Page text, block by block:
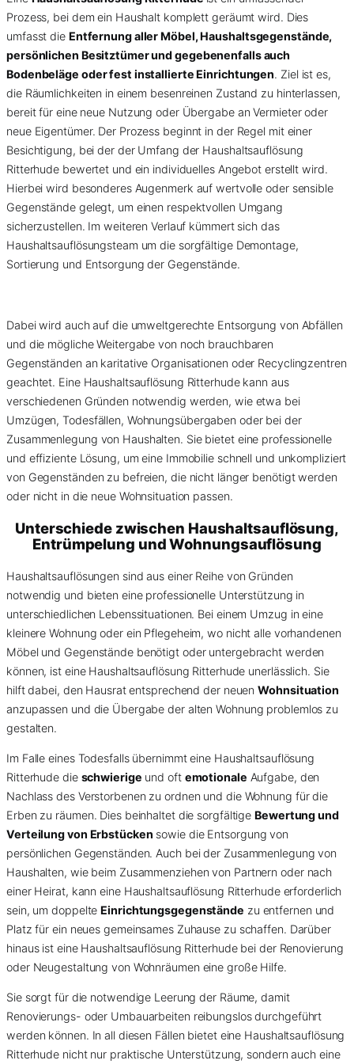
Prozess, bei dem ein Haushalt komplett geräumt wird. Dies
umfasst die Entfernung aller Möbel, Haushaltsgegenstände,
persönlichen Besitztümer und gegebenenfalls auch
Bodenbeläge oder fest installierte Einrichtungen. Ziel ist es,
die Räumlichkeiten in einem besenreinen Zustand zu hinterlassen,
bereit für eine neue Nutzung oder Übergabe an Vermieter oder
neue Eigentümer. Der Prozess beginnt in der Regel mit einer
Besichtigung, bei der der Umfang der Haushaltsauflösung
Ritterhude bewertet und ein individuelles Angebot erstellt wird.
Hierbei wird besonderes Augenmerk auf wertvolle oder sensible
Gegenstände gelegt, um einen respektvollen Umgang
sicherzustellen. Im weiteren Verlauf kümmert sich das
Haushaltsauflösungsteam um die sorgfältige Demontage,
Sortierung und Entsorgung der Gegenstände.
Dabei wird auch auf die umweltgerechte Entsorgung von Abfällen
und die mögliche Weitergabe von noch brauchbaren
Gegenständen an karitative Organisationen oder Recyclingzentren
geachtet. Eine Haushaltsauflösung Ritterhude kann aus
verschiedenen Gründen notwendig werden, wie etwa bei
Umzügen, Todesfällen, Wohnungsübergaben oder bei der
Zusammenlegung von Haushalten. Sie bietet eine professionelle
und effiziente Lösung, um eine Immobilie schnell und unkompliziert
von Gegenständen zu befreien, die nicht länger benötigt werden
oder nicht in die neue Wohnsituation passen.
Unterschiede zwischen Haushaltsauflösung,
Entrümpelung und Wohnungsauflösung
Haushaltsauflösungen sind aus einer Reihe von Gründen
notwendig und bieten eine professionelle Unterstützung in
unterschiedlichen Lebenssituationen. Bei einem Umzug in eine
kleinere Wohnung oder ein Pflegeheim, wo nicht alle vorhandenen
Möbel und Gegenstände benötigt oder untergebracht werden
können, ist eine Haushaltsauflösung Ritterhude unerlässlich. Sie
hilft dabei, den Hausrat entsprechend der neuenWohnsituation
anzupassen und die Übergabe der alten Wohnung problemlos zu
gestalten.
Im Falle eines Todesfalls übernimmt eine Haushaltsauflösung
Ritterhude die schwierige und oft emotionale Aufgabe, den
Nachlass des Verstorbenen zu ordnen und die Wohnung für die
Erben zu räumen. Dies beinhaltet die sorgfältigeBewertung und
Verteilung von Erbstücken sowie die Entsorgung von
persönlichen Gegenständen. Auch bei der Zusammenlegung von
Haushalten, wie beim Zusammenziehen von Partnern oder nach
einer Heirat, kann eine Haushaltsauflösung Ritterhude erforderlich
sein, um doppelteEinrichtungsgegenstände zu entfernen und
Platz für ein neues gemeinsames Zuhause zu schaffen. Darüber
hinaus ist eine Haushaltsauflösung Ritterhude bei der Renovierung
oder Neugestaltung von Wohnräumen eine große Hilfe.
Sie sorgt für die notwendige Leerung der Räume, damit
Renovierungs- oder Umbauarbeiten reibungslos durchgeführt
werden können. In all diesen Fällen bietet eine Haushaltsauflösung
Ritterhude nicht nur praktische Unterstützung, sondern auch eine